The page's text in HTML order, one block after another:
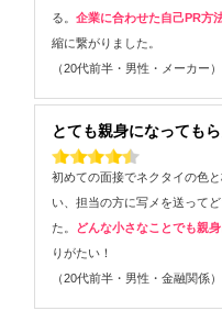
る。 企業に合わせた自己PR方
縮に繋がりました。
（20代前半・男性・メーカー）
とても親身になってもら
初めての面接でネクタイの色
い、担当の方に写メを送って
た。 どんな小さなことでも親
りがたい！
（20代前半・男性・金融関係）